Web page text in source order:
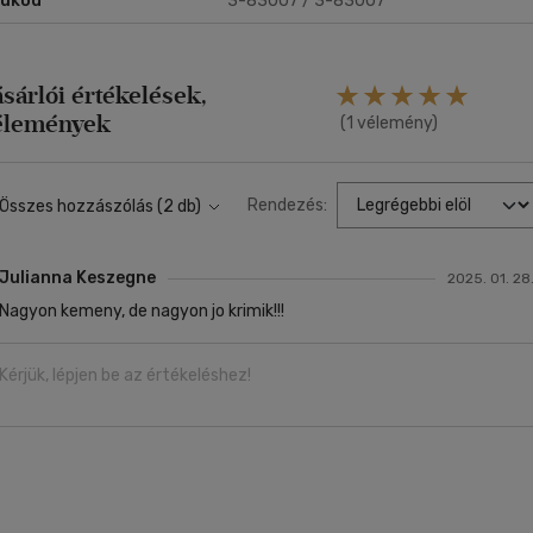
értékelések,
(1 vélemény)
Összes hozzászólás (2 db) Rendezés:
Julianna Keszegne 2025. 01. 28.
Nagyon kemeny, de nagyon jo krimik!!!
Kérjük, lépjen be az értékeléshez!